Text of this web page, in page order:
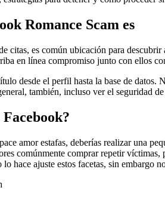
Romance Scam es
citas, es común ubicación para
en línea compromiso junto con ellos
desde el perfil hasta la base de
también, incluso ver el seguridad
amor estafas, deberías realizar una
comúnmente comprar repetir
hace ajuste estos facetas, sin embargo